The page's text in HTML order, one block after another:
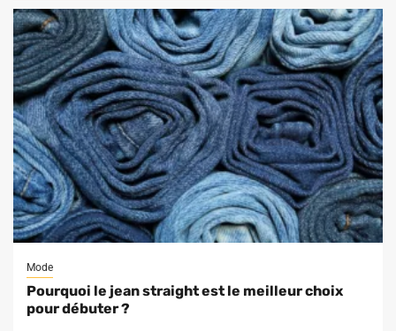
Mode
Pourquoi le jean straight est le meilleur choix
pour débuter ?